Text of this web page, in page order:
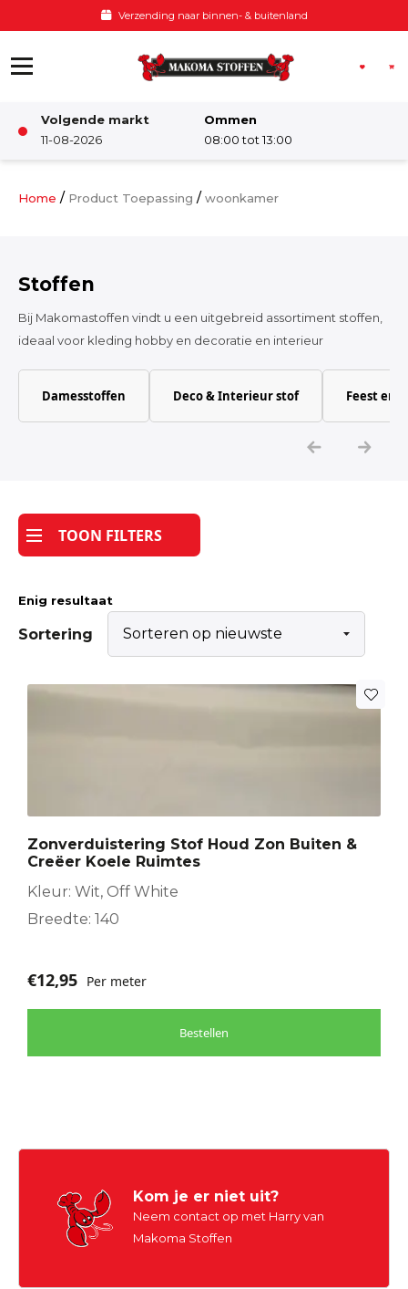
Verzending naar binnen- & buitenland
Volgende markt
11-08-2026
Ommen
08:00 tot 13:00
Damesstoffen
Katoen
Tijdpakker stof
Home / Product Toepassing / woonkamer
Stoffen
Bij Makomastoffen vindt u een uitgebreid assortiment stoffen,
ideaal voor kleding hobby en decoratie en interieur
Damesstoffen Deco & Interieur stof Feest en
TOON FILTERS
Enig resultaat
Sortering
Zonverduistering Stof Houd Zon Buiten &
Creëer Koele Ruimtes
Kleur: Wit, Off White
Breedte: 140
€12,95 Per meter
Bestellen
Kom je er niet uit?
Neem contact op met Harry van
Makoma Stoffen